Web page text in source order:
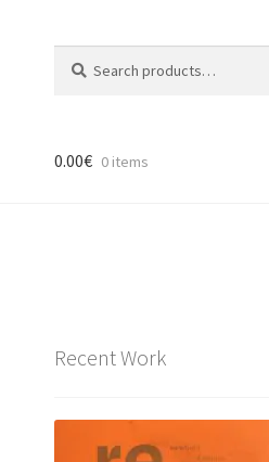
for:
0.00€ 0 items
Recent Work